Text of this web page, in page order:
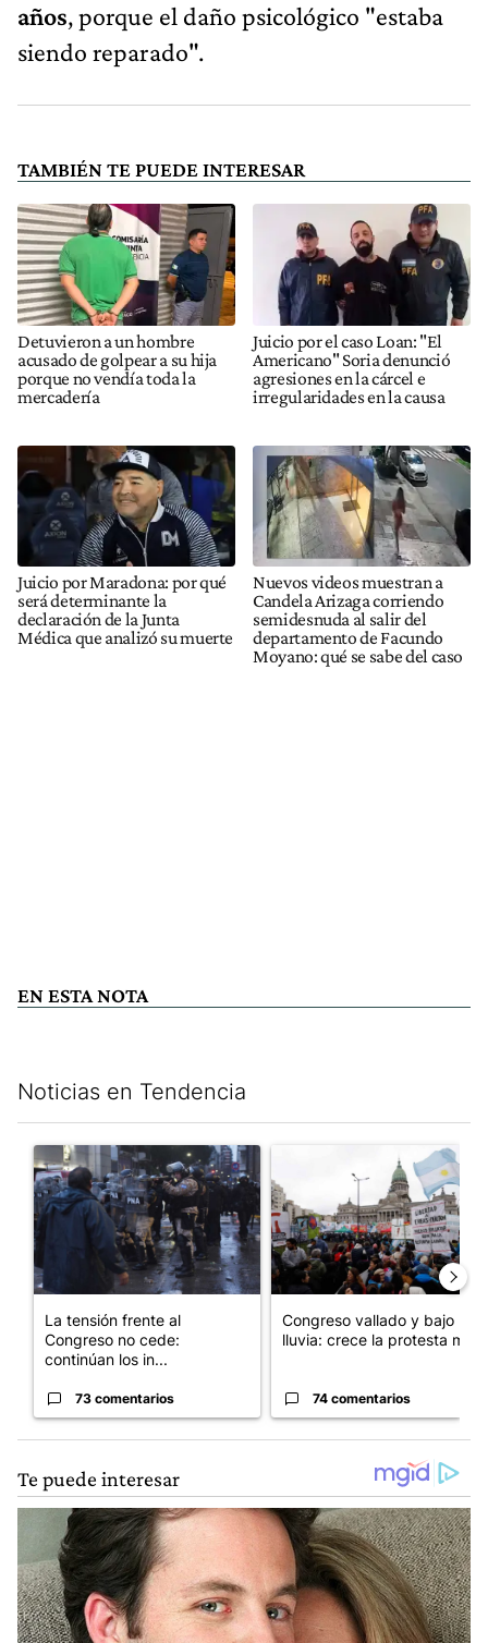
años, porque el daño psicológico "estaba
siendo reparado".
TAMBIÉN TE PUEDE INTERESAR
Detuvieron a un hombre
acusado de golpear a su hija
porque no vendía toda la
mercadería
Juicio por el caso Loan: "El
Americano" Soria denunció
agresiones en la cárcel e
irregularidades en la causa
Juicio por Maradona: por qué
será determinante la
declaración de la Junta
Médica que analizó su muerte
Nuevos videos muestran a
Candela Arizaga corriendo
semidesnuda al salir del
departamento de Facundo
Moyano: qué se sabe del caso
EN ESTA NOTA
Noticias en Tendencia
Un artículo de tendencia con el título "La tensión frente al
La tensión frente al
Congreso no cede:
continúan los in...
73 comentarios
Un artículo de tendencia
Congreso vallado y bajo la
lluvia: crece la protesta mi...
74 comentarios